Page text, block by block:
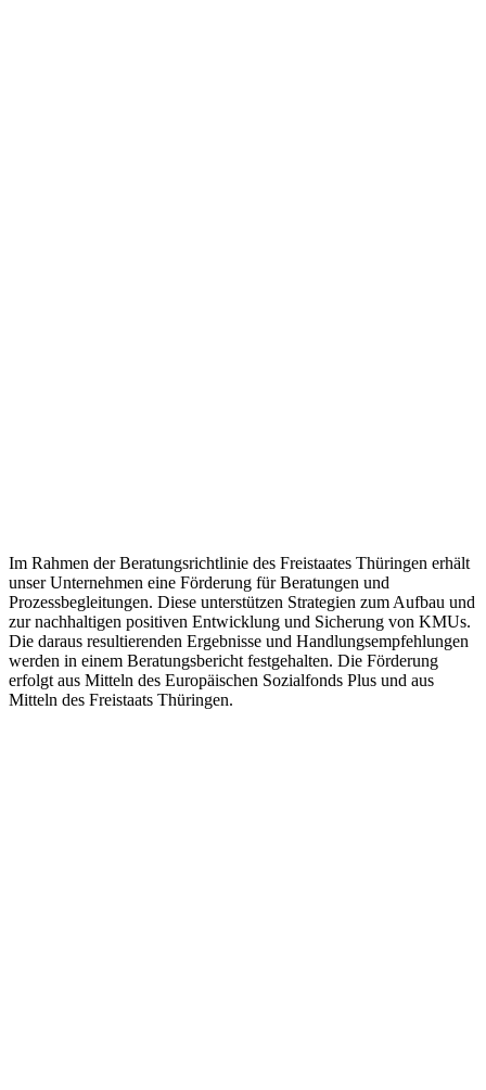
Im Rahmen der Beratungsrichtlinie des Freistaates Thüringen erhält
unser Unternehmen eine Förderung für Beratungen und
Prozessbegleitungen. Diese unterstützen Strategien zum Aufbau und
zur nachhaltigen positiven Entwicklung und Sicherung von KMUs.
Die daraus resultierenden Ergebnisse und Handlungsempfehlungen
werden in einem Beratungsbericht festgehalten. Die Förderung
erfolgt aus Mitteln des Europäischen Sozialfonds Plus und aus
Mitteln des Freistaats Thüringen.